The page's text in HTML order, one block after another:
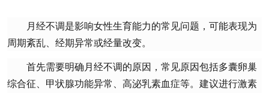
月经不调是影响女性生育能力的常见问题，可能表现为
周期紊乱、经期异常或经量改变。
首先需要明确月经不调的原因，常见原因包括多囊卵巢
综合征、甲状腺功能异常、高泌乳素血症等。建议进行激素